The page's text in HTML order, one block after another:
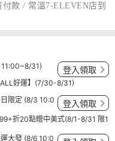
款 / 常溫7-ELEVEN店到
31) 登入領取
ALL好運】(7/30-8/31)
限定 (8/3 10:0
登入領取
折20點贈中美式(8/1-8/31 限1
大發 (8/6 10:0